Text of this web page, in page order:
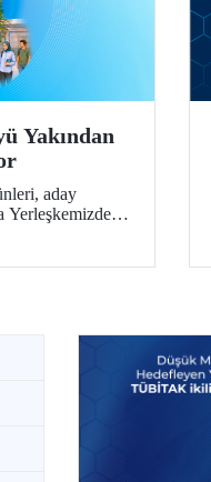
Yakından
aday
Yerleşkemizde
ve Tercih
ilgili fakülte
devam edecek.